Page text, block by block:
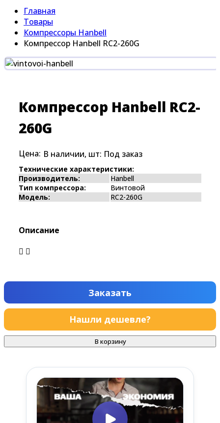
Главная
Товары
Компрессоры Hanbell
Компрессор Hanbell RC2-260G
Компрессор Hanbell RC2-
260G
Цена: В наличии, шт: Под заказ
Технические характеристики:
Производитель:
Hanbell
Тип компрессора:
Винтовой
Модель:
RC2-260G
Описание
Заказать
Нашли дешевле?
В корзину